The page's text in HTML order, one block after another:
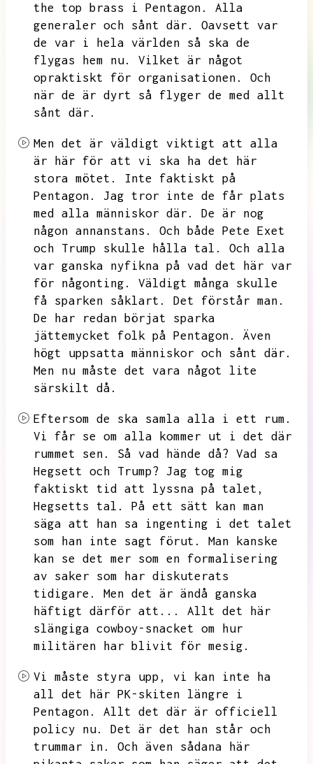
the top brass i Pentagon. Alla
generaler och sånt där.
Oavsett var
de var i hela världen så ska de
flygas hem nu.
Vilket är något
opraktiskt för organisationen.
Och
när de är dyrt så flyger de med allt
sånt där.
Men det är väldigt viktigt att alla
är här för att vi ska ha det här
stora mötet.
Inte faktiskt på
Pentagon.
Jag tror inte de får plats
med alla människor där.
De är nog
någon annanstans.
Och både Pete Exet
och Trump skulle hålla tal.
Och alla
var ganska nyfikna på vad det här var
för någonting.
Väldigt många skulle
få sparken såklart.
Det förstår man.
De har redan börjat sparka
jättemycket folk på Pentagon.
Även
högt uppsatta människor och sånt där.
Men nu måste det vara något lite
särskilt då.
Eftersom de ska samla alla i ett rum.
Vi får se om alla kommer ut i det där
rummet sen.
Så vad hände då? Vad sa
Hegsett och Trump? Jag tog mig
faktiskt tid att lyssna på talet,
Hegsetts tal.
På ett sätt kan man
säga att han sa ingenting i det talet
som han inte sagt förut.
Man kanske
kan se det mer som en formalisering
av saker som har diskuterats
tidigare.
Men det är ändå ganska
häftigt därför att...
Allt det här
slängiga cowboy-snacket om hur
militären har blivit för mesig.
Vi måste styra upp,
vi kan inte ha
all det här PK-skiten längre i
Pentagon.
Allt det där är officiell
policy nu.
Det är det han står och
trummar in.
Och även sådana här